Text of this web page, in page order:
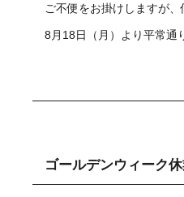
ご不便をお掛けしますが
8月18日（月）より平常通
ゴールデンウィーク